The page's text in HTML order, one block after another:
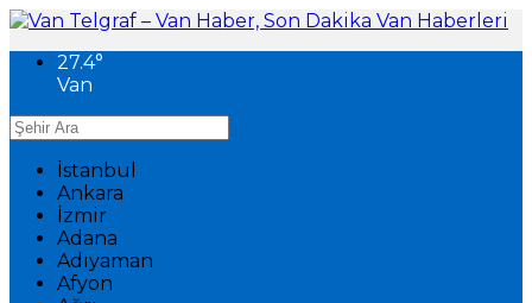
27.4°
Van
İstanbul
Ankara
İzmir
Adana
Adıyaman
Afyon